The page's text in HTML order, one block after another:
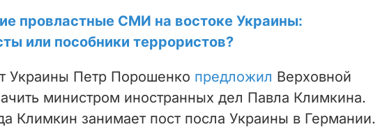
провластные СМИ на востоке Украины:
или пособники террористов?
Украины Петр Порошенко предложил Верховной
министром иностранных дел Павла Климкина.
Климкин занимает пост посла Украины в Германии.